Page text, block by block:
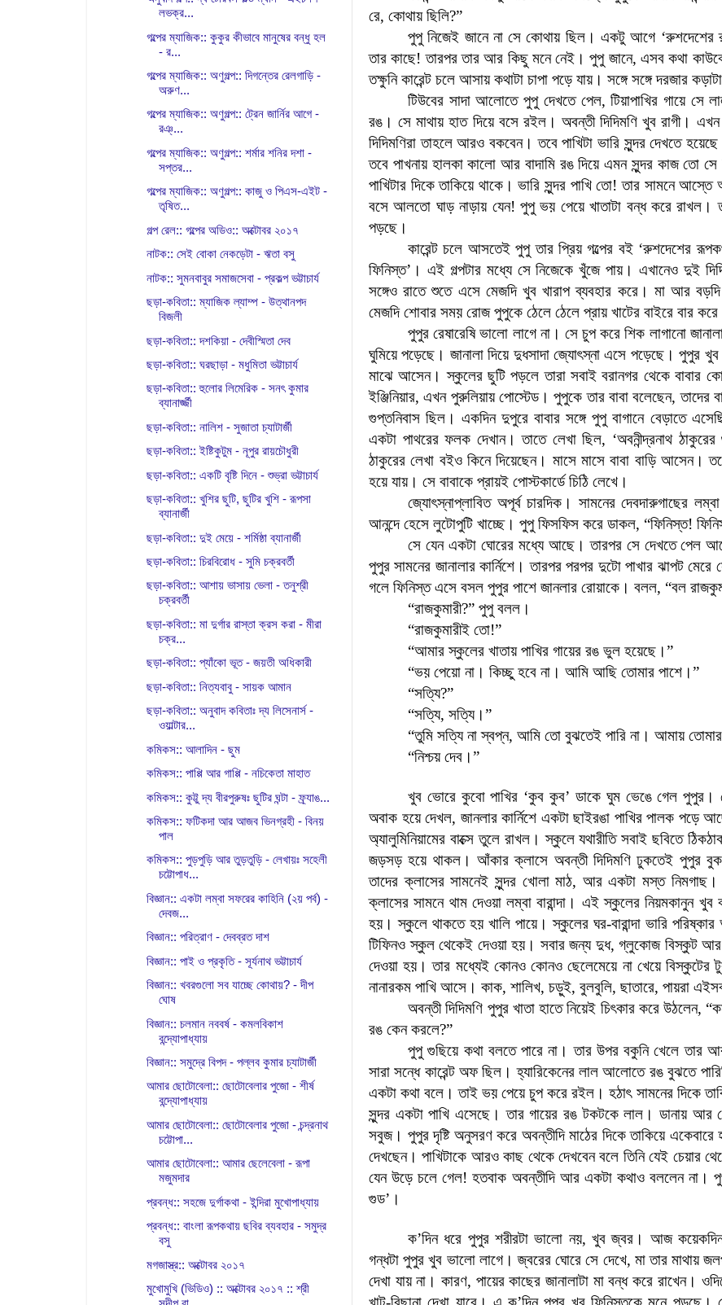
রে, কোথায় ছিলি?”
পুপু নিজেই জানে না সে কোথায় ছিল। একটু আগে ‘রুশদেশের
তার কাছে! তারপর তার আর কিছু মনে নেই। পুপু জানে,এসব কথা
তক্ষুনি কারেন্ট চলে আসায় কথাটা চাপা পড়ে যায়। সঙ্গে সঙ্গে দরজার
টিউবের সাদা আলোতে পুপু দেখতে পেল,টিয়াপাখির গায়ে
রঙ। সে মাথায় হাত দিয়ে বসে রইল। অবন্তী দিদিমণি খুব রাগী।
দিদিমণিরা তাহলে আরও বকবেন। তবে পাখিটা ভারি সুন্দর দেখতে
তবে পাখনায় হালকা কালো আর বাদামি রঙ দিয়ে এমন সুন্দর কাজ তো
পাখিটার দিকে তাকিয়ে থাকে। ভারি সুন্দর পাখি তো! তার সামনে
বসে আলতো ঘাড় নাড়ায় যেন! পুপু ভয় পেয়ে খাতাটা বন্ধ করে রাখল।
পড়ছে।
কারেন্ট চলে আসতেই পুপু তার প্রিয় গল্পের বই ‘রুশদেশের
ফিনিস্ত’ । এই গল্পটার মধ্যে সে নিজেকে খুঁজে পায়। এখানেও দুই
সঙ্গেও রাতে শুতে এসে মেজদি খুব খারাপ ব্যবহার করে। মা আর
মেজদি শোবার সময় রোজ পুপুকে ঠেলে ঠেলে প্রায় খাটের বাইরে বার করে
পুপুর রেষারেষি ভালো লাগে না। সে চুপ করে শিক লাগানো
ঘুমিয়ে পড়েছে। জানালা দিয়ে দুধসাদা জ্যোৎস্না এসে পড়েছে। পুপুর
মাঝে আসেন। স্কুলের ছুটি পড়লে তারা সবাই বরানগর থেকে বাবার
ইঞ্জিনিয়ার,এখন পুরুলিয়ায় পোস্টেড। পুপুকে তার বাবা বলেছেন,তাদের
গুপ্তনিবাস ছিল। একদিন দুপুরে বাবার সঙ্গে পুপু বাগানে বেড়াতে
একটা পাথরের ফলক দেখান। তাতে লেখা ছিল, ‘অবনীন্দ্রনাথ
ঠাকুরের লেখা বইও কিনে দিয়েছেন। মাসে মাসে বাবা বাড়ি আসেন।
হয়ে যায়। সে বাবাকে প্রায়ই পোস্টকার্ডে চিঠি লেখে।
জ্যোৎস্নাপ্লাবিত অপূর্ব চারদিক। সামনের দেবদারুগাছের
আনন্দে হেসে লুটোপুটি খাচ্ছে। পুপু ফিসফিস করে ডাকল, “ফিনিস্ত!
সে যেন একটা ঘোরের মধ্যে আছে। তারপর সে দেখতে পেল
পুপুর সামনের জানালার কার্নিশে। তারপর পরপর দুটো পাখার ঝাপট মেরে
গলে ফিনিস্ত এসে বসল পুপুর পাশে জানলার রোয়াকে। বলল, “বল
“রাজকুমারী?” পুপু বলল।
“রাজকুমারীই তো!”
“আমার স্কুলের খাতায় পাখির গায়ের রঙ ভুল হয়েছে।”
“ভয় পেয়ো না। কিচ্ছু হবে না। আমি আছি তোমার পাশে।”
“সত্যি?”
“সত্যি, সত্যি।”
“তুমি সত্যি না স্বপ্ন, আমি তো বুঝতেই পারি না। আমায়
“নিশ্চয় দেব ।”
খুব ভোরে কুবো পাখির ‘কুব কুব’ ডাকে ঘুম ভেঙে গেল পুপুর।
অবাক হয়ে দেখল, জানলার কার্নিশে একটা ছাইরঙা পাখির পালক পড়ে
অ্যালুমিনিয়ামের বাক্সে তুলে রাখল।স্কুলে যথারীতি সবাই ছবিতে
জড়সড় হয়ে থাকল। আঁকার ক্লাসে অবন্তী দিদিমণি ঢুকতেই পুপুর
তাদের ক্লাসের সামনেই সুন্দর খোলা মাঠ, আর একটা মস্ত নিমগাছ। ঐ
ক্লাসের সামনে থাম দেওয়া লম্বা বারান্দা। এই স্কুলের
হয়। স্কুলে থাকতে হয় খালি পায়ে। স্কুলের ঘর-বারান্দা ভারি
টিফিনও স্কুল থেকেই দেওয়া হয়। সবার জন্য দুধ, গ্লুকোজ বিস্কুট আর
দেওয়া হয়। তার মধ্যেই কোনও কোনও ছেলেমেয়ে না খেয়ে বিস্কুটের
নানারকম পাখি আসে। কাক, শালিখ, চড়ুই, বুলবুলি, ছাতারে, পায়রা
অবন্তী দিদিমণি পুপুর খাতা হাতে নিয়েই চিৎকার করে উঠলেন, “
রঙ কেন করলে?”
পুপু গুছিয়ে কথা বলতে পারে না । তার উপর বকুনি খেলে তার
সারা সন্ধে কারেন্ট অফ ছিল। হ্যারিকেনের লাল আলোতে রঙ বুঝতে
একটা কথা বলে। তাই ভয় পেয়ে চুপ করে রইল ।হঠাৎ সামনের দিকে
সুন্দর একটা পাখি এসেছে। তার গায়ের রঙ টকটকে লাল। ডানায় আর
সবুজ। পুপুর দৃষ্টি অনুসরণ করে অবন্তীদি মাঠের দিকে তাকিয়ে একেবারে
দেখছেন। পাখিটাকে আরও কাছ থেকে দেখবেন বলে তিনি যেই চেয়ার
যেন উড়ে চলে গেল! হতবাক অবন্তীদি আর একটা কথাও বললেন না।
গুড’ ।
ক’দিন ধরে পুপুর শরীরটা ভালো নয়,খুব জ্বর। আজ কয়েকদিন
গন্ধটা পুপুর খুব ভালো লাগে। জ্বরের ঘোরে সে দেখে, মা তার মাথায়
দেখা যায় না। কারণ, পায়ের কাছের জানালাটা মা বন্ধ করে রাখেন।
লভক্র...
গল্পের ম্যাজিক:: কুকুর কীভাবে মানুষের বন্ধু হল
- র...
গল্পের ম্যাজিক:: অণুগল্প:: দিগন্তের রেলগাড়ি -
অরুণ...
গল্পের ম্যাজিক:: অণুগল্প:: ট্রেন জার্নির আগে -
রঞ্...
গল্পের ম্যাজিক:: অণুগল্প:: শর্মার শনির দশা -
সপ্তর...
গল্পের ম্যাজিক:: অণুগল্প:: কাজু ও পিএস-এইট -
তৃষিত...
গল্প রেল:: গল্পের অডিও:: অক্টোবর ২০১৭
নাটক:: সেই বোকা নেকড়েটা - ঋতা বসু
নাটক:: সুমনবাবুর সমাজসেবা - প্রকল্প ভট্টাচার্য
ছড়া-কবিতা:: ম্যাজিক ল্যাম্প - উত্থানপদ
বিজলী
ছড়া-কবিতা:: দশকিয়া - দেবীস্মিতা দেব
ছড়া-কবিতা:: ঘরছাড়া - মধুমিতা ভট্টাচার্য
ছড়া-কবিতা:: হুলোর লিমেরিক - সনৎ কুমার
ব্যানার্জ্জী
ছড়া-কবিতা:: নালিশ - সুজাতা চ্যাটার্জী
ছড়া-কবিতা:: ইষ্টিকুটুম - নূপুর রায়চৌধুরী
ছড়া-কবিতা:: একটি বৃষ্টি দিনে - শুভ্রা ভট্টাচার্য
ছড়া-কবিতা:: খুশির ছুটি, ছুটির খুশি - রূপসা
ব্যানার্জী
ছড়া-কবিতা:: দুই মেয়ে - শর্মিষ্ঠা ব্যানার্জী
ছড়া-কবিতা:: চিরবিরোধ - সুমি চক্রবর্তী
ছড়া-কবিতা:: আশায় ভাসায় ভেলা - তনুশ্রী
চক্রবর্তী
ছড়া-কবিতা:: মা দুর্গার রাস্তা ক্রস করা - মীরা
চক্র...
ছড়া-কবিতা:: প্যাঁকো ভূত - জয়তী অধিকারী
ছড়া-কবিতা:: নিত্যবাবু - সায়ক আমান
ছড়া-কবিতা:: অনুবাদ কবিতাঃ দ্য লিসেনার্স -
ওয়াল্টার...
কমিকস:: আলাদিন - ছুম
কমিকস:: পাপ্পি আর গাপ্পি - নচিকেতা মাহাত
কমিকস:: কুট্টু দ্য বীরপুরুষঃ ছুটির ঘন্টা - ফ্র্যাঙ...
কমিকস:: ফটিকদা আর আজব ভিনগ্রহী - বিনয়
পাল
কমিকস:: পুড়পুড়ি আর তুড়তুড়ি - লেখায়ঃ সহেলী
চট্টোপাধ...
বিজ্ঞান:: একটা লম্বা সফরের কাহিনি (২য় পর্ব) -
দেবজ...
বিজ্ঞান:: পরিত্রাণ - দেবব্রত দাশ
বিজ্ঞান:: পাই ও প্রকৃতি - সূর্যনাথ ভট্টাচার্য
বিজ্ঞান:: খবরগুলো সব যাচ্ছে কোথায়? - দীপ
ঘোষ
বিজ্ঞান:: চলমান নববর্ষ - কমলবিকাশ
বন্দ্যোপাধ্যায়
বিজ্ঞান:: সমুদ্রে বিপদ - পল্লব কুমার চ্যাটার্জী
আমার ছোটোবেলা:: ছোটোবেলার পুজো - শীর্ষ
বন্দ্যোপাধ্যায়
আমার ছোটোবেলা:: ছোটোবেলার পুজো - চন্দ্রনাথ
চট্টোপা...
আমার ছোটোবেলা:: আমার ছেলেবেলা - রূপা
মজুমদার
প্রবন্ধ:: সহজে দুর্গাকথা - ইন্দিরা মুখোপাধ্যায়
প্রবন্ধ:: বাংলা রূপকথায় ছবির ব্যবহার - সমুদ্র
বসু
মগজাস্ত্র:: অক্টোবর ২০১৭
মুখোমুখি (ভিডিও) :: অক্টোবর ২০১৭ :: শ্রী